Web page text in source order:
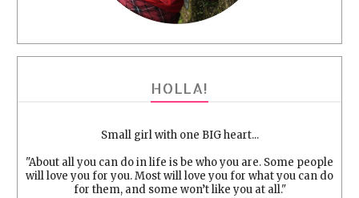
HOLLA!
Small girl with one BIG heart...
"About all you can do in life is be who you are. Some people
will love you for you. Most will love you for what you can do
for them, and some won’t like you at all."